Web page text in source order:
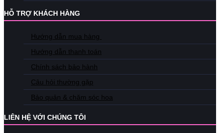
HỖ TRỢ KHÁCH HÀNG
Hướng dẫn mua hàng
Hướng dẫn thanh toán
Chính sách bảo hành
Câu hỏi thường gặp
Bảo quản & chăm sóc hoa
LIÊN HỆ VỚI CHÚNG TÔI